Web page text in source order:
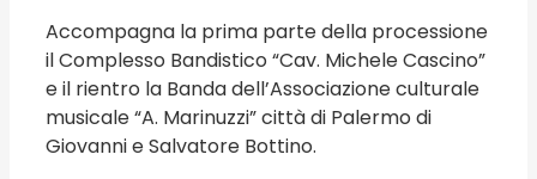
Accompagna la prima parte della processione
il Complesso Bandistico “Cav. Michele Cascino”
e il rientro la Banda dell’Associazione culturale
musicale “A. Marinuzzi” città di Palermo di
Giovanni e Salvatore Bottino.